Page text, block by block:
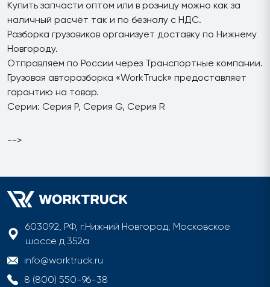
Купить запчасти оптом или в розницу можно как за
наличный расчёт так и по безналу с НДС.
Разборка грузовиков организует доставку по Нижнему
Новгороду.
Отправляем по России через Транспортные компании.
Грузовая авторазборка «WorkTruck» предоставляет
гарантию на товар.
Серии: Серия P, Серия G, Серия R
-->
603092, РФ, г.Нижний Новгород, Московское
шоссе д 352а
info@worktruck.ru
8 (800) 550-96-38